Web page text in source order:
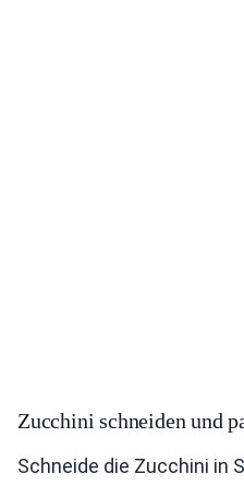
Zucchini schneiden und
Schneide die Zucchini in